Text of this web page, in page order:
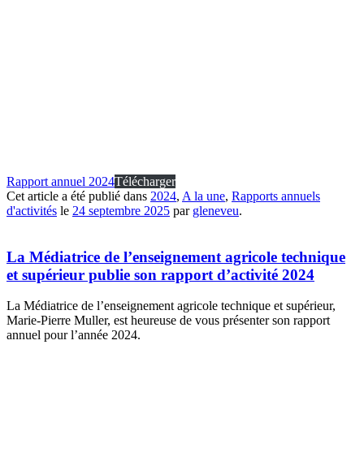
Rapport annuel 2024Télécharger
Cet article a été publié dans 2024, A la une, Rapports annuels
d'activités le 24 septembre 2025 par gleneveu.
La Médiatrice de l’enseignement agricole technique
et supérieur publie son rapport d’activité 2024
La Médiatrice de l’enseignement agricole technique et supérieur,
Marie-Pierre Muller, est heureuse de vous présenter son rapport
annuel pour l’année 2024.